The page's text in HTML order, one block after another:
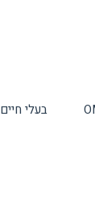
בעלי חיים